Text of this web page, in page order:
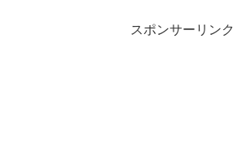
スポンサーリンク